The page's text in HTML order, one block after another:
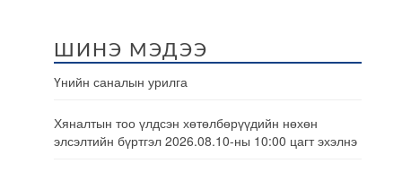
ШИНЭ МЭДЭЭ
Үнийн саналын урилга
Хяналтын тоо үлдсэн хөтөлбөрүүдийн нөхөн
элсэлтийн бүртгэл 2026.08.10-ны 10:00 цагт эхэлнэ